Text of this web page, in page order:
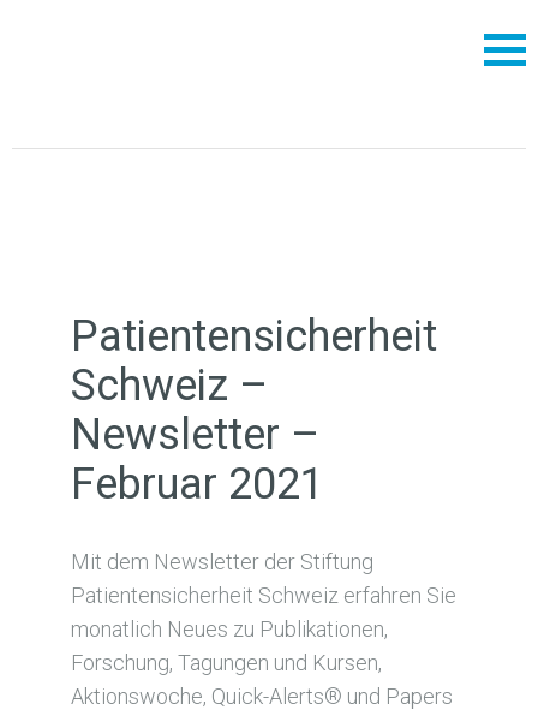
Patientensicherheit
Schweiz –
Newsletter –
Februar 2021
Mit dem Newsletter der Stiftung
Patientensicherheit Schweiz erfahren Sie
monatlich Neues zu Publikationen,
Forschung, Tagungen und Kursen,
Aktionswoche, Quick-Alerts® und Papers